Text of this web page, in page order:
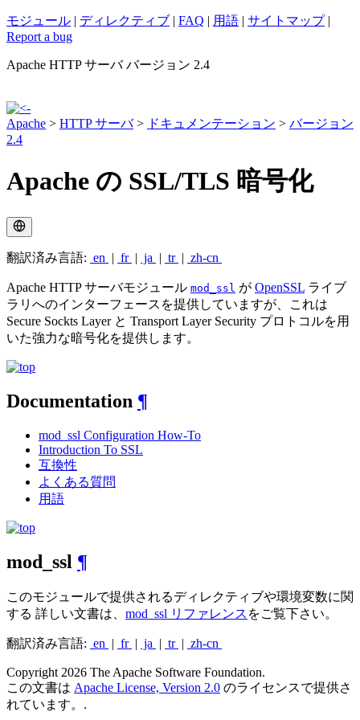
モジュール | ディレクティブ | FAQ | 用語 | サイトマップ|
Report a bug
Apache HTTP サーバ バージョン 2.4
Apache > HTTP サーバ> ドキュメンテーション > バージョン
2.4
Apache の SSL/TLS 暗号化
翻訳済み言語: en | fr | ja | tr | zh-cn
Apache HTTP サーバモジュール mod_ssl が OpenSSL ライブ
ラリへのインターフェースを提供していますが、これは
Secure Sockts Layer と Transport Layer Security プロトコルを用
いた強力な暗号化を提供します。
Documentation ¶
mod_ssl Configuration How-To
Introduction To SSL
互換性
よくある質問
用語
mod_ssl ¶
このモジュールで提供されるディレクティブや環境変数に関
する 詳しい文書は、 mod_ssl リファレンス をご覧下さい。
翻訳済み言語: en | fr | ja | tr | zh-cn
Copyright 2026 The Apache Software Foundation.
この文書は Apache License, Version 2.0 のライセンスで提供さ
れています。.